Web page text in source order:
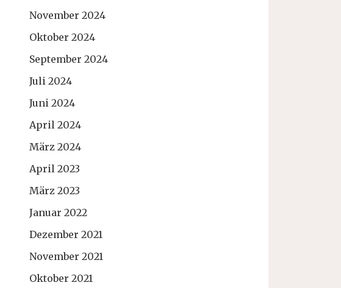
November 2024
Oktober 2024
September 2024
Juli 2024
Juni 2024
April 2024
März 2024
April 2023
März 2023
Januar 2022
Dezember 2021
November 2021
Oktober 2021